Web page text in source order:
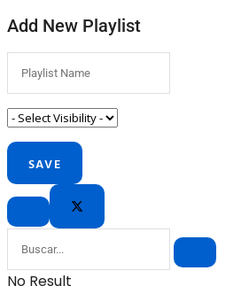
Add New Playlist
No Result